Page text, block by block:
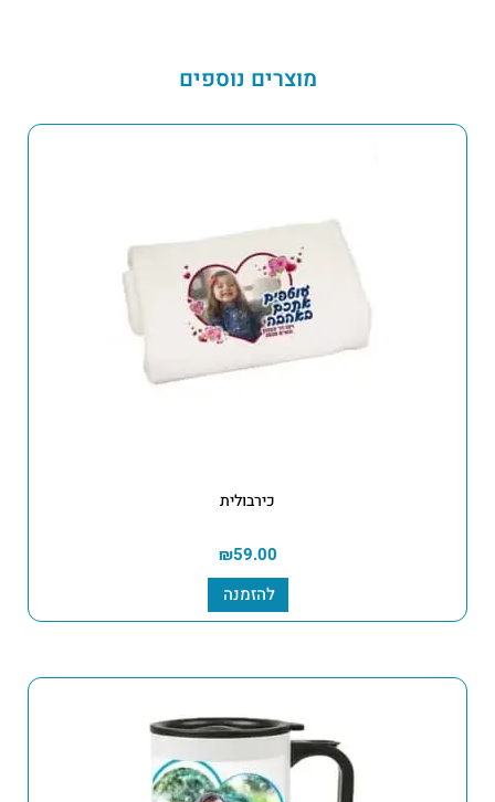
מוצרים נוספים
כירבולית
₪59.00
להזמנה